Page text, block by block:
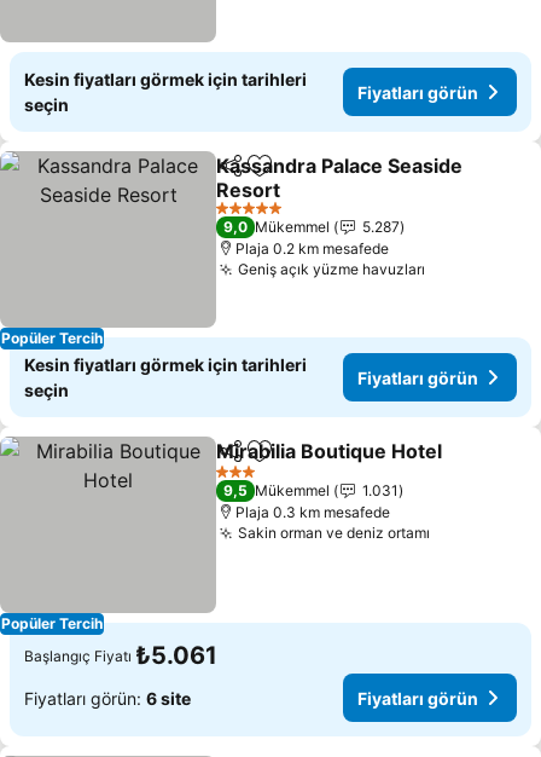
Kesin fiyatları görmek için tarihleri
seçin
Fiyatları görün
Popüler Tercih
PaylaşFavorilerime ekle
Kassandra Palace Seaside
Resort
Fiyatları görün
5 Yıldız
9,0 Mükemmel
5.287
Plaja 0.2 km mesafede
Geniş açık yüzme havuzları
Kesin fiyatları görmek için tarihleri
seçin
Fiyatları görün
Popüler Tercih
PaylaşFavorilerime ekle
Mirabilia Boutique Hotel
3 Yıldız
9,5 Mükemmel
1.031
Plaja 0.3 km mesafede
Sakin orman ve deniz ortamı
Başlangıç Fiyatı ₺5.061
Fiyatları görün: 6 site Fiyatları görün